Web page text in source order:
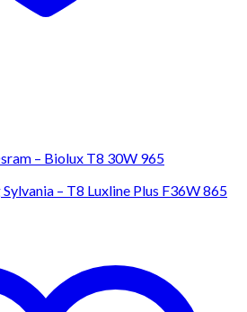
– Biolux T8 30W 965